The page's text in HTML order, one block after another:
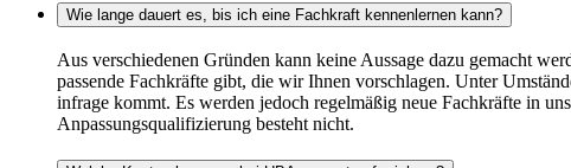
Wie lange dauert es, bis ich eine Fachkraft kennenlernen kann?
Aus verschiedenen Gründen kann keine Aussage dazu gemacht
passende Fachkräfte gibt, die wir Ihnen vorschlagen. Unter
infrage kommt. Es werden jedoch regelmäßig neue Fachkräfte in
Anpassungsqualifizierung besteht nicht.